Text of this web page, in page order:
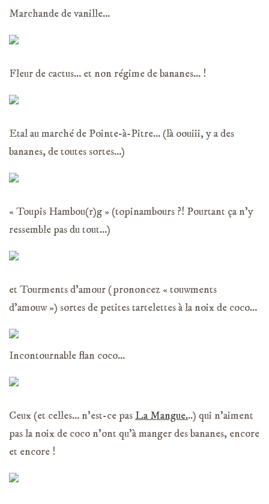
Marchande de vanille…
Fleur de cactus… et non régime de bananes… !
Etal au marché de Pointe-à-Pitre… (là oouiii, y a des
bananes, de toutes sortes…)
« Toupis Hambou(r)g » (topinambours ?! Pourtant ça n’y
ressemble pas du tout…)
et Tourments d’amour (prononcez « touwments
d’amouw ») sortes de petites tartelettes à la noix de coco…
Incontournable flan coco…
Ceux (et celles… n’est-ce pas La Mangue...) qui n’aiment
pas la noix de coco n’ont qu’à manger des bananes, encore
et encore !